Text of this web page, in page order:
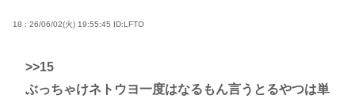
18 : 26/06/02(火) 19:55:45 ID:LFTO
>>15
ぶっちゃけネトウヨ一度はなるもん言うとるやつは単